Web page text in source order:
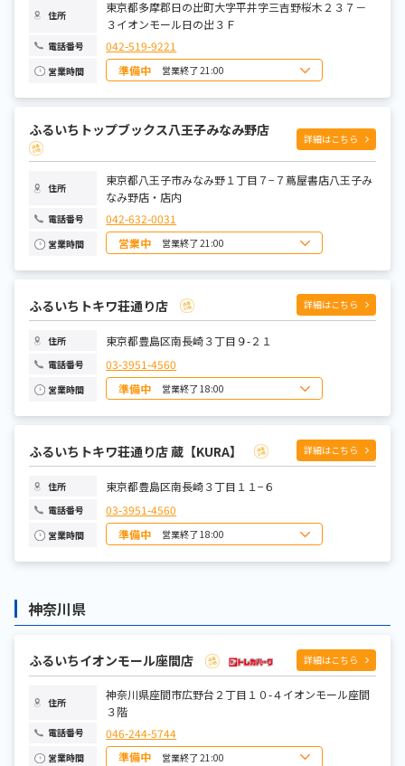
土曜日 10:00~21:00
住所
東京都多摩郡日の出町大字平井字三吉野桜木２３７－
３イオンモール日の出３Ｆ
電話番号 042-519-9221
営業時間 準備中 営業終了 21:00
日曜日 10:00~21:00
月曜日
水曜日 10:00~21:00
土曜日 10:00~21:00
ふるいちトップブックス八王子みなみ野店
詳細はこちら
住所
東京都八王子市みなみ野１丁目７−７蔦屋書店八王子み
なみ野店・店内
電話番号 042-632-0031
営業時間 営業中 営業終了 21:00
日曜日 9:00～21:00
水曜日
木曜日
土曜日 9:00～21:00
ふるいちトキワ荘通り店 詳細はこちら
住所 東京都豊島区南長崎３丁目９-２１
電話番号 03-3951-4560
営業時間 準備中 営業終了 18:00
日曜日 10:00~18:00
水曜日 10:00~18:00
木曜日 10:00~18:00
土曜日 10:00~18:00
ふるいちトキワ荘通り店 蔵【KURA】 詳細はこちら
住所 東京都豊島区南長崎３丁目１１−６
電話番号 03-3951-4560
営業時間 準備中 営業終了 18:00
日曜日 10:00～18:00
土曜日 10:00～18:00
神奈川県
ふるいちイオンモール座間店 詳細はこちら
住所
神奈川県座間市広野台２丁目１０-４イオンモール座間
３階
電話番号 046-244-5744
営業時間 準備中 営業終了 21:00